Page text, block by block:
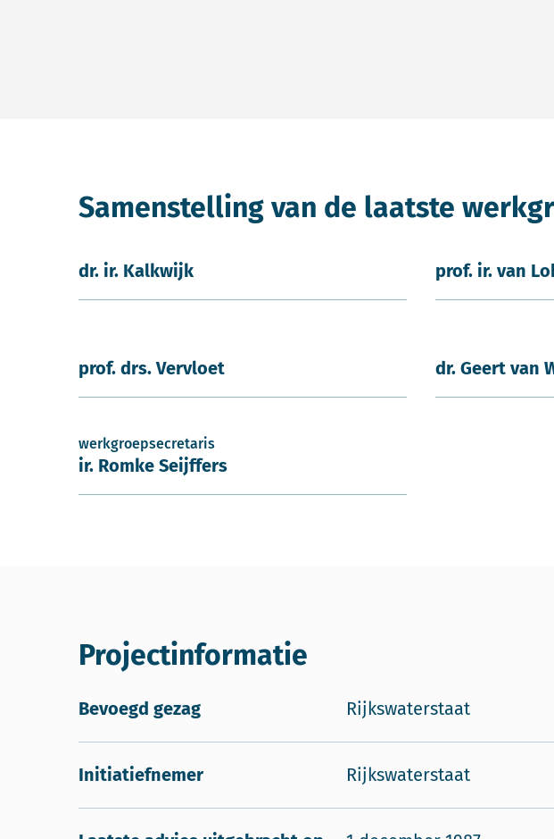
Samenstelling van de laatste
dr. ir. Kalkwijk prof. ir. van
prof. drs. Vervloet dr. Geert van
werkgroepsecretaris
ir. Romke Seijffers
Projectinformatie
Bevoegd gezag Rijkswaterstaat
Initiatiefnemer Rijkswaterstaat